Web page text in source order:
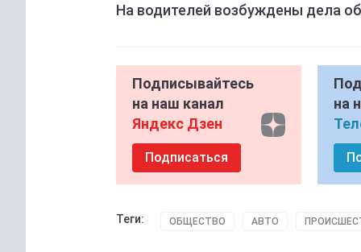
На водителей возбуждены дела
Подписывайтесь
на наш канал
Яндекс Дзен
Подписаться
на
Теги: ОБЩЕСТВО АВТО